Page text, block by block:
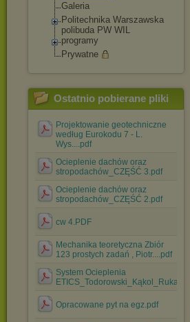
Galeria
Politechnika Warszawska
polibuda PW WIL
programy
Prywatne
Ostatnio pobierane pliki
Projektowanie geotechniczne
według Eurokodu 7 - L.
Wys....pdf
Ocieplenie dachów oraz
stropodachów_CZĘŚĆ 3.pdf
Ocieplenie dachów oraz
stropodachów_CZĘŚĆ 2.pdf
cw 4.PDF
Mechanika teoretyczna Zbiór
123 prostych zadań , Piotr....pdf
System Ocieplenia
ETICS_Todorowski_Kąkol_Rukat.pdf
Opracowane pyt na egz.pdf